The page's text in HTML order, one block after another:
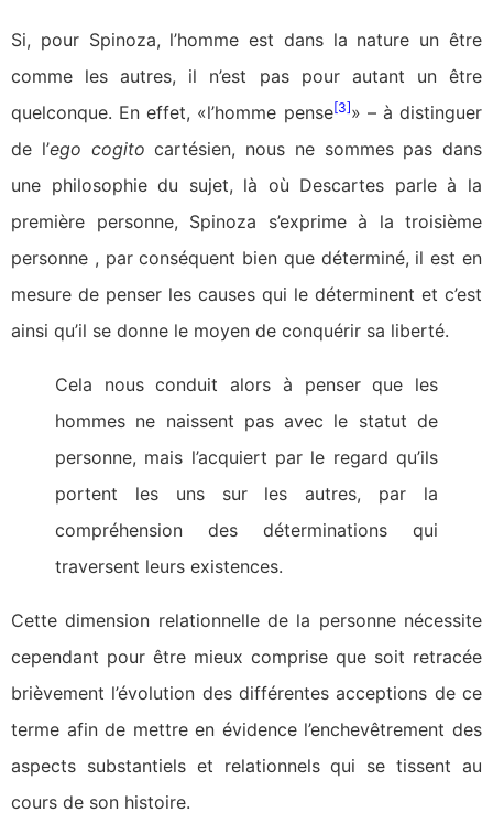
Si, pour Spinoza, l’homme est dans la nature un être
comme les autres, il n’est pas pour autant un être
quelconque. En effet, «l’homme pense[3]» – à distinguer
de l’ego cogito cartésien, nous ne sommes pas dans
une philosophie du sujet, là où Descartes parle à la
première personne, Spinoza s’exprime à la troisième
personne , par conséquent bien que déterminé, il est en
mesure de penser les causes qui le déterminent et c’est
ainsi qu’il se donne le moyen de conquérir sa liberté.
Cela nous conduit alors à penser que les
hommes ne naissent pas avec le statut de
personne, mais l’acquiert par le regard qu’ils
portent les uns sur les autres, par la
compréhension des déterminations qui
traversent leurs existences.
Cette dimension relationnelle de la personne nécessite
cependant pour être mieux comprise que soit retracée
brièvement l’évolution des différentes acceptions de ce
terme afin de mettre en évidence l’enchevêtrement des
aspects substantiels et relationnels qui se tissent au
cours de son histoire.